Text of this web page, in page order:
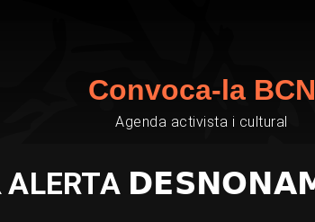
Convoca-la BCN
Agenda activista i cultural